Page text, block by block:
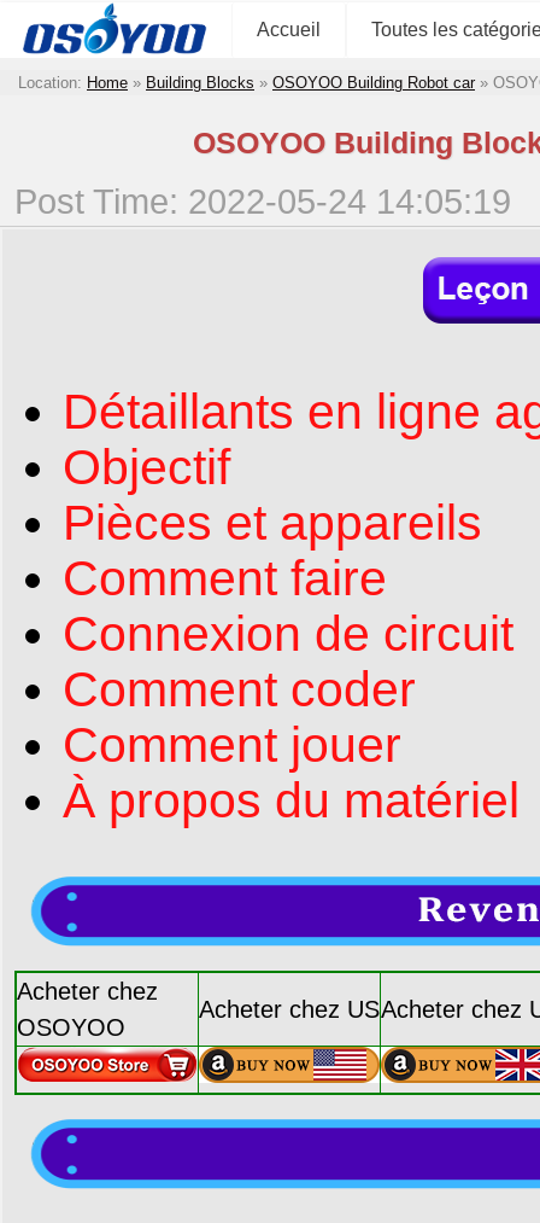
Accueil Toutes les
Location: Home » Building Blocks » OSOYOO Building Robot car»
OSOYOO Building
Post Time: 2022-05-24 14:05:19
Détaillants en ligne
Objectif
Pièces et appareils
Comment faire
Connexion de circuit
Comment coder
Comment jouer
À propos du matériel
Acheter chez
OSOYOO
Acheter chez USAcheter chez